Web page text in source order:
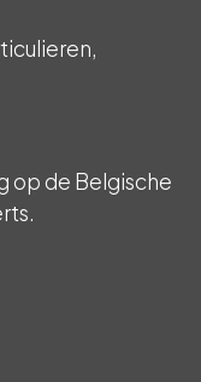
op de Belgische